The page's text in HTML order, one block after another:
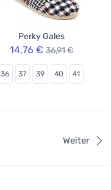
Perky Gales
14,76 € 36,91 €
36 37 39 40 41
Weiter